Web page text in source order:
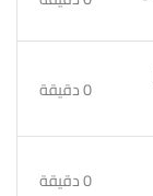
0 دقيقة
0 دقيقة